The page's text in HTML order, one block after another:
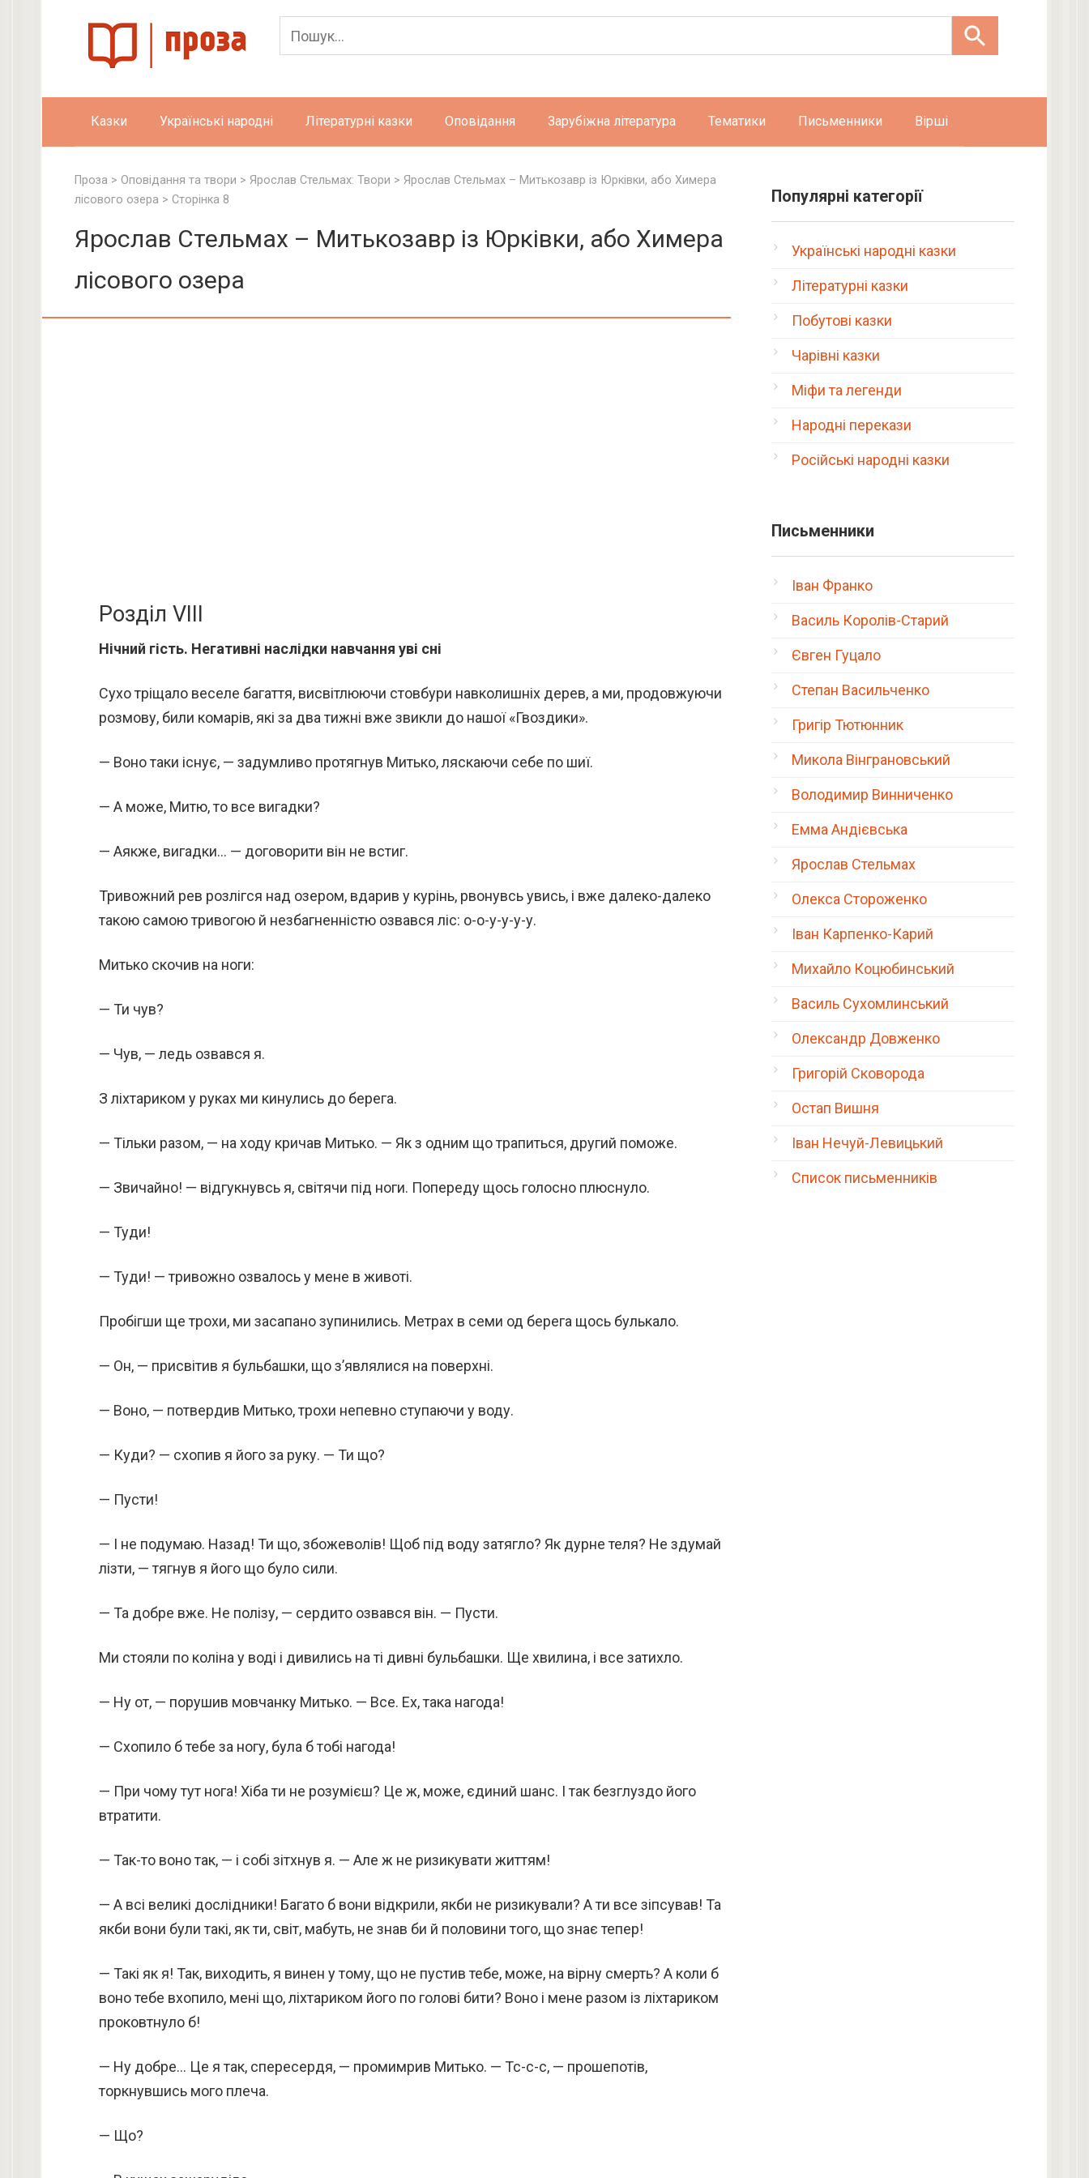
Казки Українські народні Літературні казки Оповідання Зарубіжна література Тематики Письменники Вірші
Проза > Оповідання та твори > Ярослав Стельмах: Твори > Ярослав Стельмах – Митькозавр із Юрківки, або Химера
лісового озера > Сторінка 8
Ярослав Стельмах – Митькозавр із Юрківки, або Химера
лісового озера
Розділ VIII
Нічний гість. Негативні наслідки навчання уві сні
Сухо тріщало веселе багаття, висвітлюючи стовбури навколишніх дерев, а ми, продовжуючи
розмову, били комарів, які за два тижні вже звикли до нашої «Гвоздики».
— Воно таки існує, — задумливо протягнув Митько, ляскаючи себе по шиї.
— А може, Митю, то все вигадки?
— Аякже, вигадки… — договорити він не встиг.
Тривожний рев розлігся над озером, вдарив у курінь, рвонувсь увись, і вже далеко-далеко
такою самою тривогою й незбагненністю озвався ліс: о-о-у-у-у-у.
Митько скочив на ноги:
— Ти чув?
— Чув, — ледь озвався я.
З ліхтариком у руках ми кинулись до берега.
— Тільки разом, — на ходу кричав Митько. — Як з одним що трапиться, другий поможе.
— Звичайно! — відгукнувсь я, світячи під ноги. Попереду щось голосно плюснуло.
— Туди!
— Туди! — тривожно озвалось у мене в животі.
Пробігши ще трохи, ми засапано зупинились. Метрах в семи од берега щось булькало.
— Он, — присвітив я бульбашки, що з’являлися на поверхні.
— Воно, — потвердив Митько, трохи непевно ступаючи у воду.
— Куди? — схопив я його за руку. — Ти що?
— Пусти!
— І не подумаю. Назад! Ти що, збожеволів! Щоб під воду затягло? Як дурне теля? Не здумай
лізти, — тягнув я його що було сили.
— Та добре вже. Не полізу, — сердито озвався він. — Пусти.
Ми стояли по коліна у воді і дивились на ті дивні бульбашки. Ще хвилина, і все затихло.
— Ну от, — порушив мовчанку Митько. — Все. Ех, така нагода!
— Схопило б тебе за ногу, була б тобі нагода!
— При чому тут нога! Хіба ти не розумієш? Це ж, може, єдиний шанс. І так безглуздо його
втратити.
— Так-то воно так, — і собі зітхнув я. — Але ж не ризикувати життям!
— А всі великі дослідники! Багато б вони відкрили, якби не ризикували? А ти все зіпсував! Та
якби вони були такі, як ти, світ, мабуть, не знав би й половини того, що знає тепер!
— Такі як я! Так, виходить, я винен у тому, що не пустив тебе, може, на вірну смерть? А коли б
воно тебе вхопило, мені що, ліхтариком його по голові бити? Воно і мене разом із ліхтариком
проковтнуло б!
— Ну добре… Це я так, спересердя, — промимрив Митько. — Тс-с-с, — прошепотів,
торкнувшись мого плеча.
— Що?
Популярні категорії
Українські народні казки
Літературні казки
Побутові казки
Чарівні казки
Міфи та легенди
Народні перекази
Російські народні казки
Письменники
Іван Франко
Василь Королів-Старий
Євген Гуцало
Степан Васильченко
Григір Тютюнник
Микола Вінграновський
Володимир Винниченко
Емма Андієвська
Ярослав Стельмах
Олекса Стороженко
Іван Карпенко-Карий
Михайло Коцюбинський
Василь Сухомлинський
Олександр Довженко
Григорій Сковорода
Остап Вишня
Іван Нечуй-Левицький
Список письменників